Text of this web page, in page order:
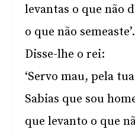
levantas o que não
o que não semeaste’.
Disse-lhe o rei:
‘Servo mau, pela
Sabias que sou
que levanto o que